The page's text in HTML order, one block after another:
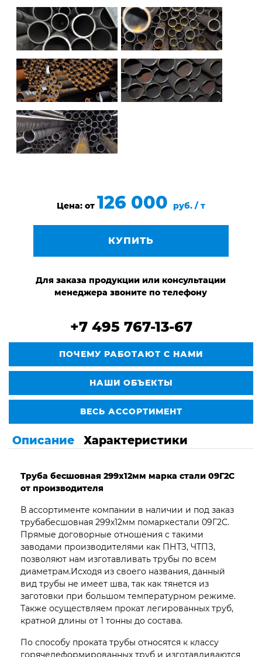
Цена: от 126 000 руб. / т
КУПИТЬ
Для заказа продукции или консультации
менеджера звоните по телефону
+7 495 767-13-67
ПОЧЕМУ РАБОТАЮТ С НАМИ
НАШИ ОБЪЕКТЫ
ВЕСЬ АССОРТИМЕНТ
Описание Характеристики
Труба бесшовная 299х12мм марка стали 09Г2С
от производителя
В ассортименте компании в наличии и под заказ
трубабесшовная 299х12мм помаркестали 09Г2С.
Прямые договорные отношения с такими
заводами производителями как ПНТЗ, ЧТПЗ,
позволяют нам изготавливать трубы по всем
диаметрам.Исходя из своего названия, данный
вид трубы не имеет шва, так как тянется из
заготовки при большом температурном режиме.
Также осуществляем прокат легированных труб,
кратной длины от 1 тонны до состава.
По способу проката трубы относятся к классу
горячедеформированных труб и изготавливаются